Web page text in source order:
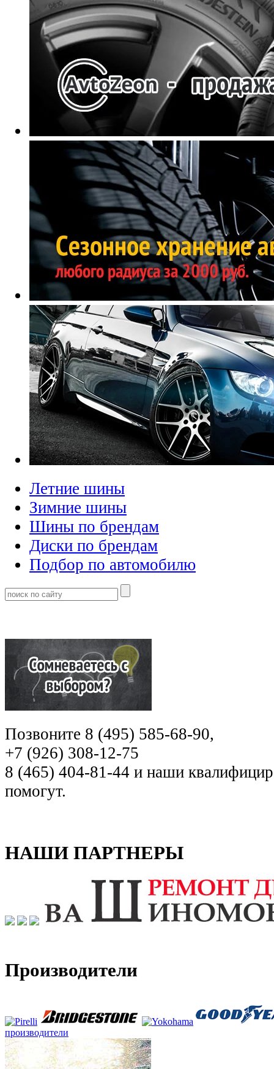
Летние шины
Зимние шины
Шины по брендам
Диски по брендам
Подбор по автомобилю
Позвоните 8 (495) 585-68-90,
+7 (926) 308-12-75
8 (465) 404-81-44 и наши
помогут.
НАШИ ПАРТНЕРЫ
Производители
производители